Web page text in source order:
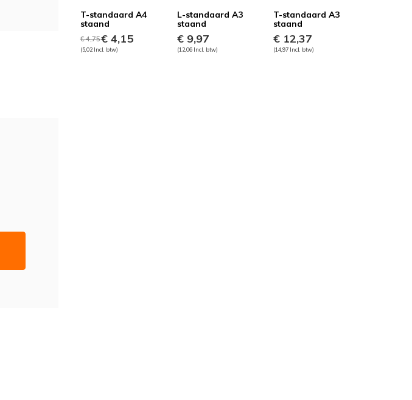
T-standaard A4
staand
€ 4,75€ 4,15
(5,02 Incl. btw)
L-standaard A3
staand
€ 9,97
(12,06 Incl. btw)
T-standaard A3
staand
€ 12,37
(14,97 Incl. btw)